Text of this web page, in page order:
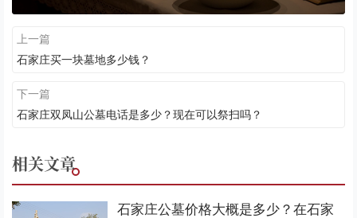
上一篇
石家庄买一块墓地多少钱？
下一篇
石家庄双凤山公墓电话是多少？现在可以祭扫吗？
相关文章
石家庄公墓价格大概是多少？在石家